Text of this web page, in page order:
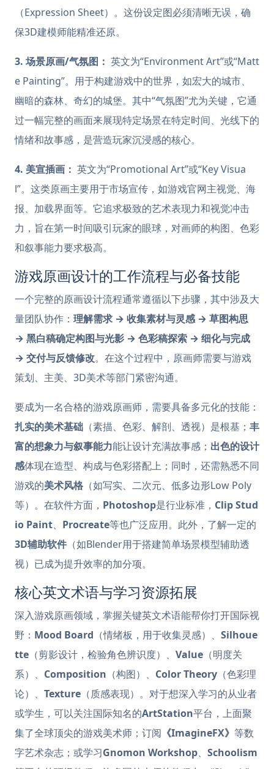
（Expression Sheet）。这份设定图必须清晰无误，确
保3D建模师能精准还原。
3. 场景原画/气氛图： 英文为“Environment Art”或“Matt
e Painting”。用于构建游戏中的世界，如宏大的城市、
幽暗的森林、奇幻的城堡。其中“气氛图”尤为关键，它通
过一幅完整的画面来展现特定场景在特定时间、光线下的
情绪和故事感，是营造玩家沉浸感的核心。
4. 美宣插画： 英文为“Promotional Art”或“Key Visua
l”。这类原画主要用于市场宣传，如游戏官网主视觉、海
报、加载界面等。它追求极致的艺术表现力和视觉冲击
力，旨在第一时间吸引玩家的眼球，对画师的构图、色彩
和叙事能力要求极高。
游戏原画设计的工作流程与必备技能
一个完整的原画设计流程通常遵循以下步骤，其中涉及大
量团队协作： 理解需求 → 收集素材与灵感 → 草图构思
→ 黑白稿确定构图与光影 → 色彩稿探索 → 细化与完成
→ 交付与反馈修改。在这个过程中，原画师需要与游戏
策划、主美、3D美术等部门紧密沟通。
要成为一名合格的游戏原画师，需要具备多元化的技能：
扎实的美术基础 （素描、色彩、解剖、透视）是根基； 丰
富的想象力与叙事能力能让设计充满故事感； 出色的设计
感体现在造型、构成与色彩搭配上；同时，还需熟悉不同
游戏的美术风格 （如写实、二次元、低多边形Low Poly
等）。在软件方面， Photoshop是行业标准， Clip Stud
io Paint、 Procreate等也广泛应用。此外，了解一定的
3D辅助软件 （如Blender用于搭建简单场景模型辅助透
视）已成为提升效率的加分项。
核心英文术语与学习资源拓展
深入游戏原画领域，掌握关键英文术语能帮你打开国际视
野： Mood Board （情绪板，用于收集灵感）、 Silhoue
tte （剪影设计，检验角色辨识度）、 Value （明度关
系）、 Composition （构图）、 Color Theory （色彩理
论）、 Texture （质感表现）。对于想深入学习的从业者
或学生，可以关注国际知名的ArtStation平台，上面聚
集了全球顶尖的游戏美术师；订阅 《ImagineFX》 等数
字艺术杂志；或学习Gnomon Workshop、 Schoolism